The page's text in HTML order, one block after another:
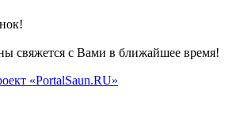
свяжется с Вами в ближайшее время!
«PortalSaun.RU»